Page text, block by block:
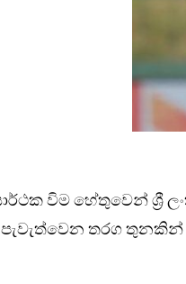
විම හේතුවෙන් ශ්‍රී
පැවැත්වෙන තරග